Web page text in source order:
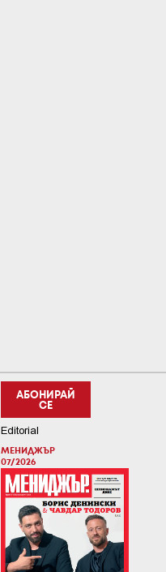
АБОНИРАЙ
СЕ
Editorial
МЕНИДЖЪР
07/2026